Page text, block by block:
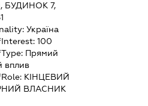
БУДИНОК 7,
Україна
100
Прямий
вплив
КІНЦЕВИЙ
ВЛАСНИК